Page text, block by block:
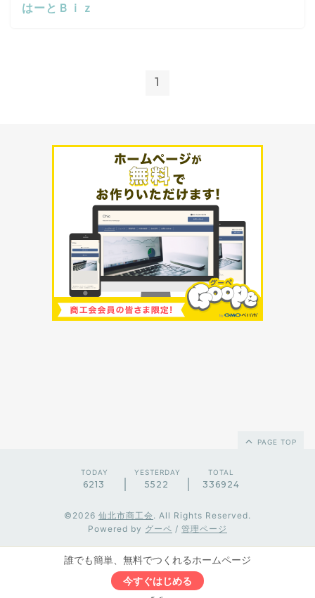
はーとＢｉｚ
1
PAGE TOP
TODAY
6213
YESTERDAY
5522
TOTAL
336924
©2026 仙北市商工会. All Rights Reserved.
Powered by グーペ / 管理ページ
誰でも簡単、無料でつくれるホームページ
今すぐはじめる